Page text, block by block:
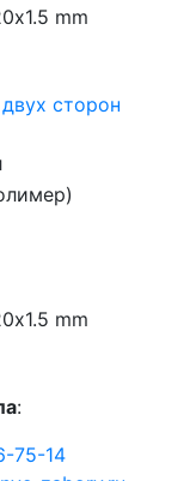
mm
сторон
mm
:
75-14